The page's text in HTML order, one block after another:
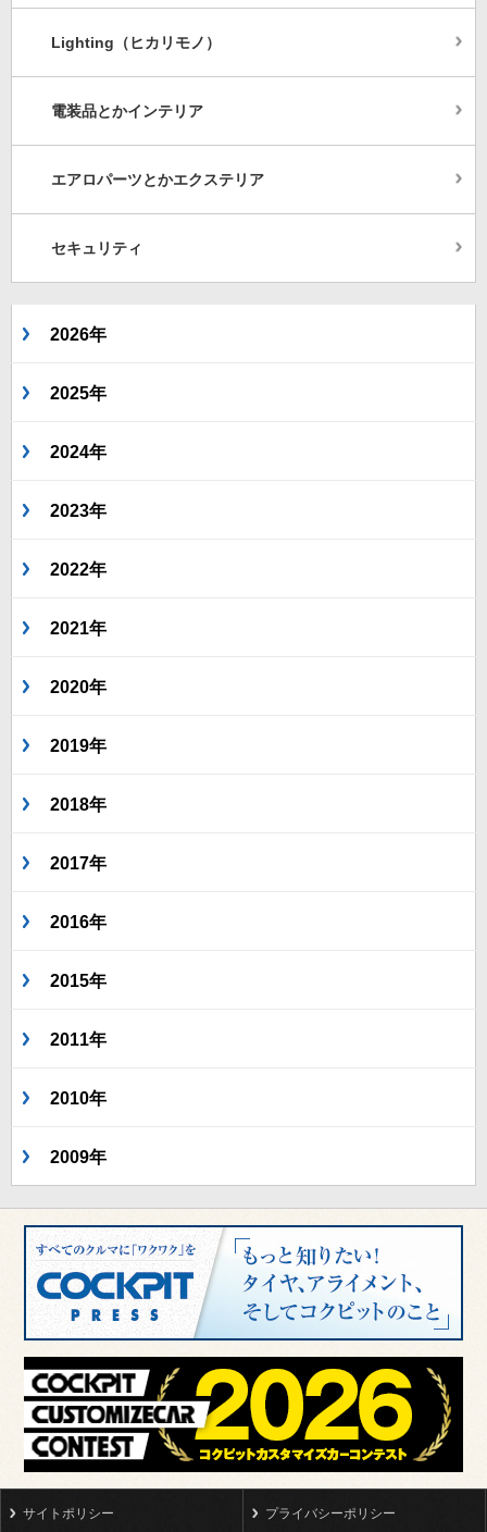
Lighting（ヒカリモノ）
電装品とかインテリア
エアロパーツとかエクステリア
セキュリティ
2026年
2025年
2024年
2023年
2022年
2021年
2020年
2019年
2018年
2017年
2016年
2015年
2011年
2010年
2009年
サイトポリシー プライバシーポリシー